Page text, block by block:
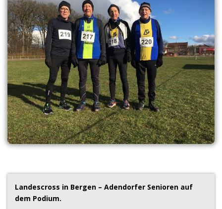
Landescross in Bergen – Adendorfer Senioren auf
dem Podium.